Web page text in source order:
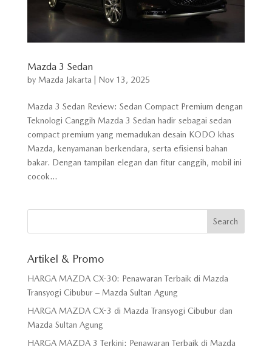
Mazda 3 Sedan
by Mazda Jakarta Nov 13, 2025
Mazda 3 Sedan Review: Sedan Compact Premium dengan
Teknologi Canggih Mazda 3 Sedan hadir sebagai sedan
compact premium yang memadukan desain KODO khas
Mazda, kenyamanan berkendara, serta efisiensi bahan
bakar. Dengan tampilan elegan dan fitur canggih, mobil ini
cocok...
Artikel & Promo
HARGA MAZDA CX-30: Penawaran Terbaik di Mazda
Transyogi Cibubur – Mazda Sultan Agung
HARGA MAZDA CX-3 di Mazda Transyogi Cibubur dan
Mazda Sultan Agung
HARGA MAZDA 3 Terkini: Penawaran Terbaik di Mazda